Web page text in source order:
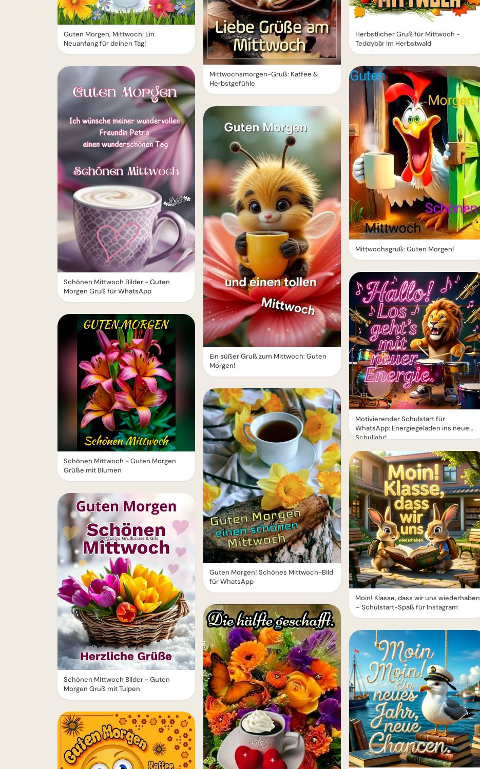
Guten Morgen, Mittwoch: Ein
Neuanfang für deinen Tag!
Schönen Mittwoch Bilder - Guten
Morgen Gruß für WhatsApp
Schönen Mittwoch - Guten Morgen
Grüße mit Blumen
Schönen Mittwoch Bilder - Guten
Morgen Gruß mit Tulpen
Mittwochsmorgen-Gruß: Kaffee &
Herbstgefühle
Ein süßer Gruß zum Mittwoch: Guten
Morgen!
Guten Morgen! Schönes Mittwoch-Bild
für WhatsApp
Herbstlicher Gruß für Mittwoch -
Teddybär im Herbstwald
Mittwochsgruß: Guten Morgen!
Motivierender Schulstart für
WhatsApp: Energiegeladen ins neue
Schuljahr!
Moin! Klasse, dass wir uns wiederhaben
– Schulstart-Spaß für Instagram